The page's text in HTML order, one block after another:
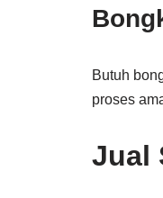
Butuh
proses
Jual